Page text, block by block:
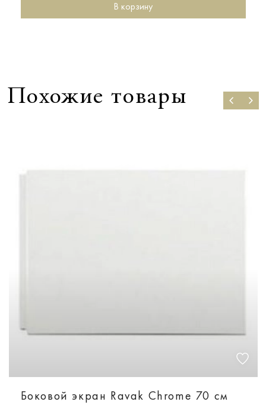
В корзину
Похожие товары
Боковой экран Ravak Chrome 70 см